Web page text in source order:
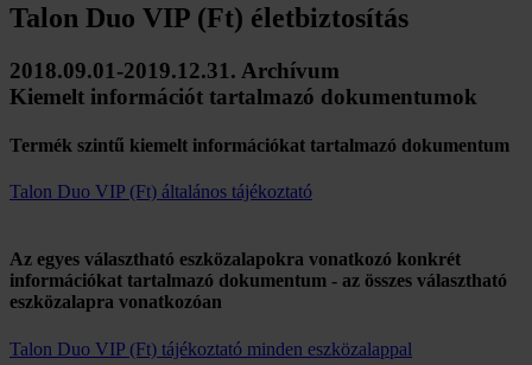
Talon Duo VIP (Ft) életbiztosítás
2018.09.01-2019.12.31. Archívum
Kiemelt információt tartalmazó dokumentumok
Termék szintű kiemelt információkat tartalmazó dokumentum
Talon Duo VIP (Ft) általános tájékoztató
Az egyes választható eszközalapokra vonatkozó konkrét
információkat tartalmazó dokumentum - az összes választható
eszközalapra vonatkozóan
Talon Duo VIP (Ft) tájékoztató minden eszközalappal